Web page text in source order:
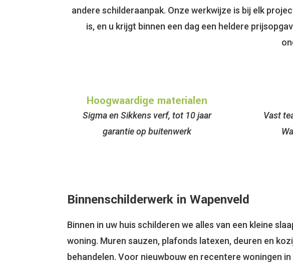
andere schilderaanpak. Onze werkwijze is bij elk
is, en u krijgt binnen een dag een heldere
Hoogwaardige materialen
Sigma en Sikkens verf, tot 10 jaar
garantie op buitenwerk
Vast
Binnenschilderwerk in Wapenveld
Binnen in uw huis schilderen we alles van een kleine
woning. Muren sauzen, plafonds latexen, deuren en
behandelen. Voor nieuwbouw en recentere woningen